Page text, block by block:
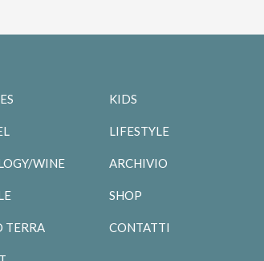
WINE
TERRA
KIDS
LIFESTYLE
ARCHIVIO
SHOP
CONTATTI